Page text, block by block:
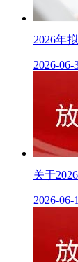
2026年
2026-06-
关于
2026-06-